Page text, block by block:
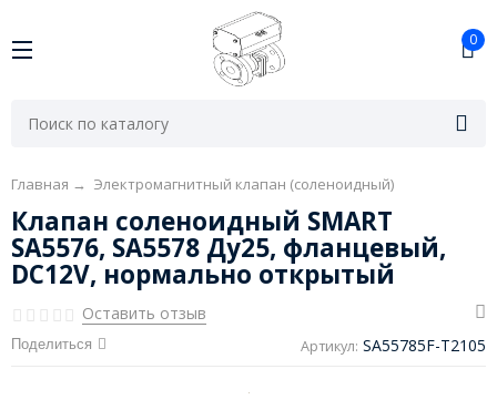
0
Главная → Электромагнитный клапан (соленоидный)
Клапан соленоидный SMART
SA5576, SA5578 Ду25, фланцевый,
DC12V, нормально открытый
Оставить отзыв
Поделиться Артикул: SA55785F-T2105